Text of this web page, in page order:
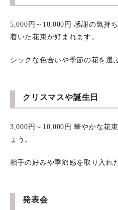
5,000円～10,000円 感謝の気持
着いた花束が好まれます。
シックな色合いや季節の花を選
クリスマスや誕生日
3,000円～10,000円 華やかな花
ょう。
相手の好みや季節感を取り入れ
発表会